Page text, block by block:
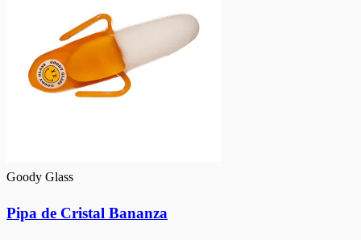
Goody Glass
Pipa de Cristal Bananza